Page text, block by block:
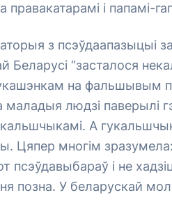
правакатарамі і папамі-
з псэўдаапазыцыі
“засталося
на фальшывым
маладыя людзі паверылі
А
Цяпер многім
і не
позна. У беларускай